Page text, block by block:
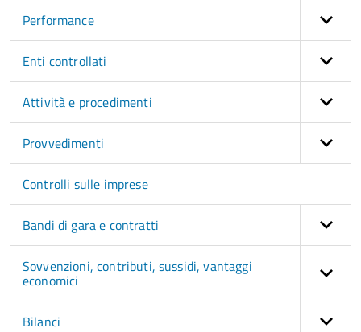
Performance
Enti controllati
Attività e procedimenti
Provvedimenti
Controlli sulle imprese
Bandi di gara e contratti
Sovvenzioni, contributi, sussidi, vantaggi
economici
Bilanci